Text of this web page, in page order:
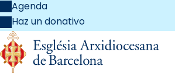
Agenda
Haz un donativo